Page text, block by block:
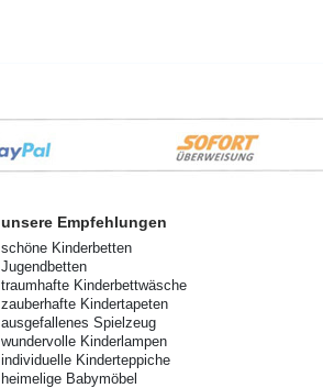
unsere Empfehlungen
schöne Kinderbetten
Jugendbetten
traumhafte Kinderbettwäsche
zauberhafte Kindertapeten
ausgefallenes Spielzeug
wundervolle Kinderlampen
individuelle Kinderteppiche
heimelige Babymöbel